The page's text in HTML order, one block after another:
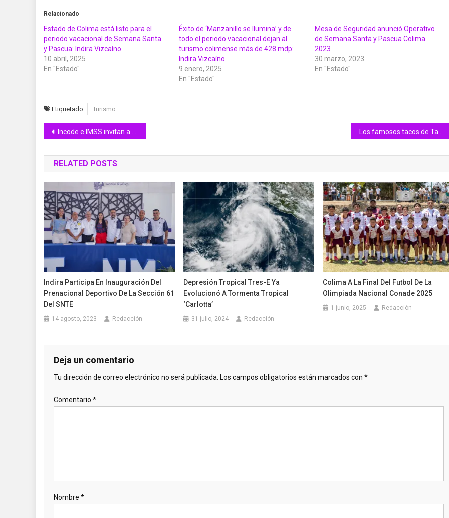
Relacionado
Estado de Colima está listo para el
periodo vacacional de Semana Santa
y Pascua: Indira Vizcaíno
10 abril, 2025
En "Estado"
Éxito de ‘Manzanillo se Ilumina’ y de
todo el periodo vacacional dejan al
turismo colimense más de 428 mdp:
Indira Vizcaíno
9 enero, 2025
En "Estado"
Mesa de Seguridad anunció Operativo
de Semana Santa y Pascua Colima
2023
30 marzo, 2023
En "Estado"
Etiquetado Turismo
Navegación
de
entradas
Incode e IMSS invitan a activación física todos los sábados en ‘La Campana’
RELATED POSTS
Indira Participa En Inauguración Del
Prenacional Deportivo De La Sección 61
Del SNTE
14 agosto, 2023 Redacción
Depresión Tropical Tres-E Ya
Evolucionó A Tormenta Tropical
‘Carlotta’
31 julio, 2024 Redacción
Colima A La Final Del Futbol De La
Olimpiada Nacional Conade 2025
1 junio, 2025 Redacción
Deja un comentario
Tu dirección de correo electrónico no será publicada. Los campos obligatorios están marcados con *
Comentario *
Nombre *